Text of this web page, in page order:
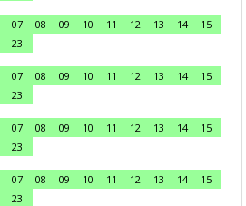
07 08 09 10 11 12 13 14
15
23
07 08 09 10 11 12 13 14
15
23
07 08 09 10 11 12 13 14
15
23
07 08 09 10 11 12 13 14
15
23